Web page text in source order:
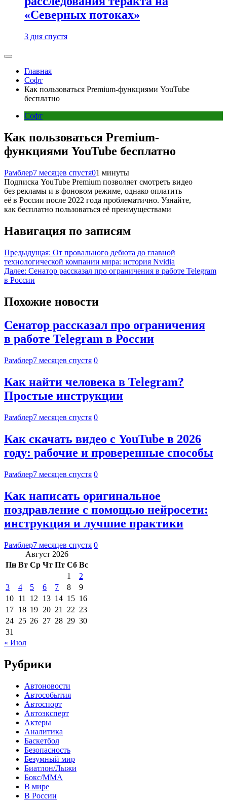
«Северных потоках»
3 дня спустя
Главная
Софт
Как пользоваться Premium-функциями YouTube
бесплатно
Софт
Как пользоваться Premium-
функциями YouTube бесплатно
Рамблер7 месяцев спустя01 минуты
Подписка YouTube Premium позволяет смотреть видео
без рекламы и в фоновом режиме, однако оплатить
её в России после 2022 года проблематично. Узнайте,
как бесплатно пользоваться её преимуществами
Навигация по записям
Предыдущая: От провального дебюта до главной
технологической компании мира: история Nvidia
Далее: Сенатор рассказал про ограничения в работе Telegram
в России
Похожие новости
Сенатор рассказал про ограничения
в работе Telegram в России
Рамблер7 месяцев спустя 0
Как найти человека в Telegram?
Простые инструкции
Рамблер7 месяцев спустя 0
Как скачать видео с YouTube в 2026
году: рабочие и проверенные способы
Рамблер7 месяцев спустя 0
Как написать оригинальное
поздравление с помощью нейросети:
инструкция и лучшие практики
Рамблер7 месяцев спустя 0
Август 2026
Пн Вт Ср Чт Пт Сб Вс
1
2
3
4 5 6 7 8
9
10 11 12 13 14 15 16
17 18 19 20 21 22 23
24 25 26 27 28 29 30
31
« Июл
Рубрики
Автоновости
Автособытия
Автоспорт
Автоэксперт
Актеры
Аналитика
Баскетбол
Безопасность
Безумный мир
Биатлон/Лыжи
Бокс/MMA
В мире
В России